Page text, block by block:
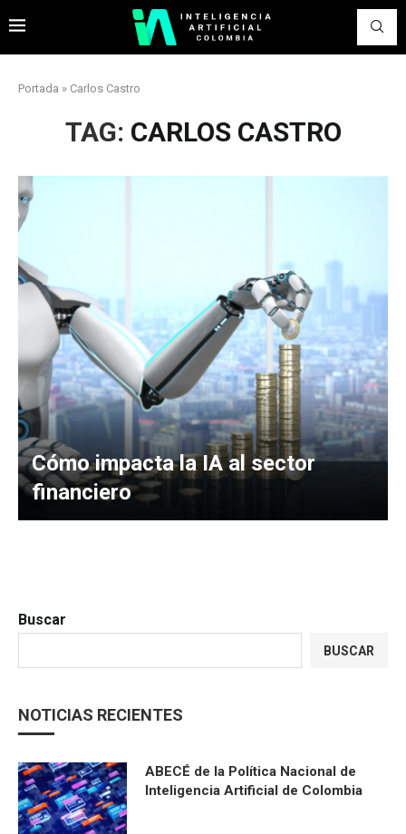
Portada » Carlos Castro
TAG: CARLOS CASTRO
Cómo impacta la IA al sector
financiero
Buscar
BUSCAR
NOTICIAS RECIENTES
ABECÉ de la Política Nacional de
Inteligencia Artificial de Colombia